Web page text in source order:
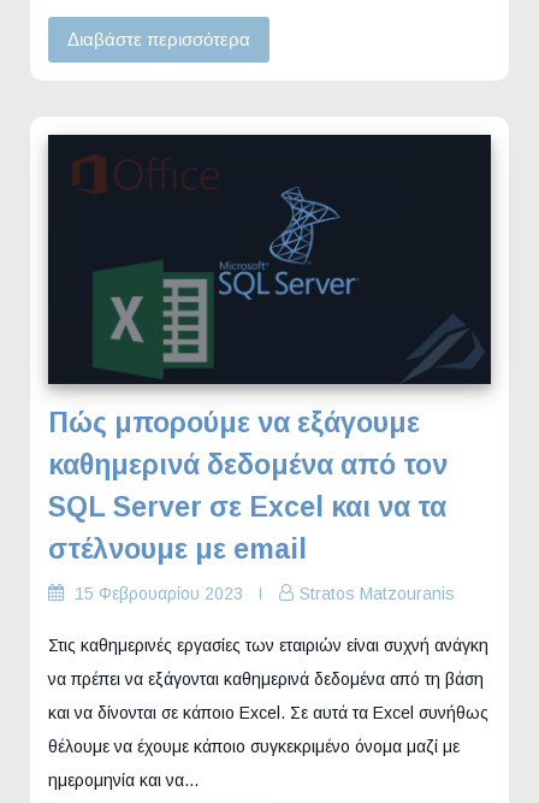
Διαβάστε περισσότερα
Πώς μπορούμε να εξάγουμε
καθημερινά δεδομένα από τον
SQL Server σε Excel και να τα
στέλνουμε με email
15 Φεβρουαρίου 2023 Stratos Matzouranis
Στις καθημερινές εργασίες των εταιριών είναι συχνή ανάγκη
να πρέπει να εξάγονται καθημερινά δεδομένα από τη βάση
και να δίνονται σε κάποιο Excel. Σε αυτά τα Excel συνήθως
θέλουμε να έχουμε κάποιο συγκεκριμένο όνομα μαζί με
ημερομηνία και να…